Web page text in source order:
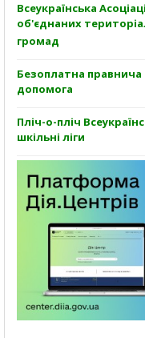
Всеукраїнська
об'єднаних
громад
Безоплатна правнича
допомога
Пліч-о-пліч
шкільні ліги